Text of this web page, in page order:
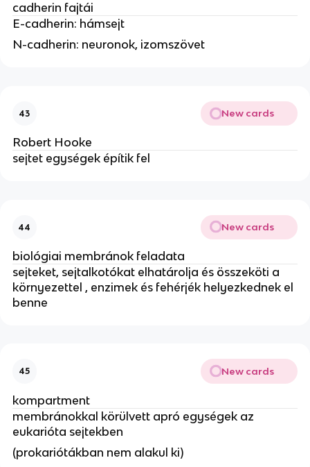
cadherin fajtái
E-cadherin: hámsejt
N-cadherin: neuronok, izomszövet
43 New cards
Robert Hooke
sejtet egységek építik fel
44 New cards
biológiai membránok feladata
sejteket, sejtalkotókat elhatárolja és összeköti a
környezettel , enzimek és fehérjék helyezkednek el
benne
45 New cards
kompartment
membránokkal körülvett apró egységek az
eukarióta sejtekben
(prokariótákban nem alakul ki)